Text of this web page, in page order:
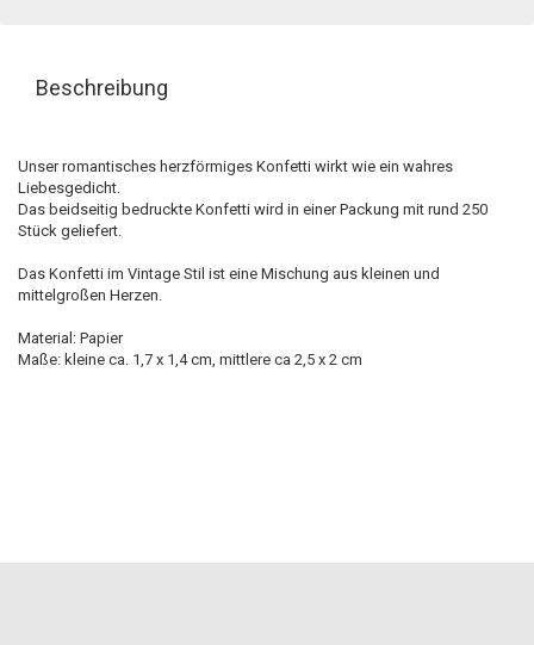
Beschreibung
Unser romantisches herzförmiges Konfetti wirkt wie ein wahres
Liebesgedicht.
Das beidseitig bedruckte Konfetti wird in einer Packung mit rund 250
Stück geliefert.
Das Konfetti im Vintage Stil ist eine Mischung aus kleinen und
mittelgroßen Herzen.
Material: Papier
Maße: kleine ca. 1,7 x 1,4 cm, mittlere ca 2,5 x 2 cm